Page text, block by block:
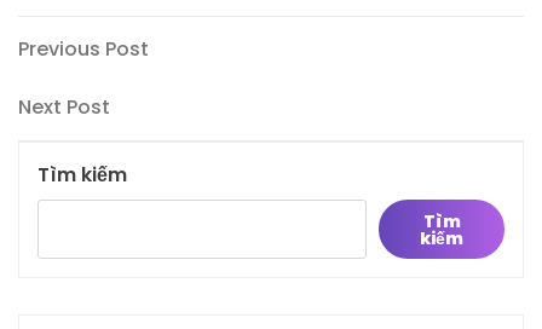
Điều
hướng
bài
viết
Previous
Previous Post
Next
Next Post
Tìm kiếm
Tìm
kiếm